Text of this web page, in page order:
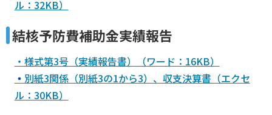
ル：32KB）
結核予防費補助金実績報告
・様式第3号（実績報告書）（ワード：16KB）
・ 別紙3関係（別紙3の1から3）、収支決算書（エクセ
ル：30KB）